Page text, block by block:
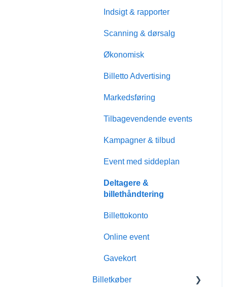
Indsigt & rapporter
Scanning & dørsalg
Økonomisk
Billetto Advertising
Markedsføring
Tilbagevendende events
Kampagner & tilbud
Event med siddeplan
Deltagere &
billethåndtering
Billettokonto
Online event
Gavekort
Billetkøber